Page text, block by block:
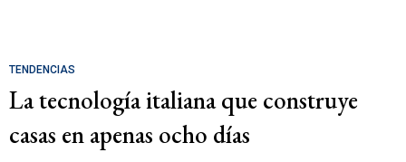
TENDENCIAS
La tecnología italiana que construye
casas en apenas ocho días